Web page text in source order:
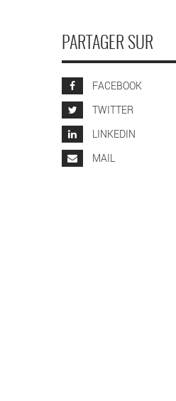
PARTAGER SUR
FACEBOOK
TWITTER
LINKEDIN
MAIL